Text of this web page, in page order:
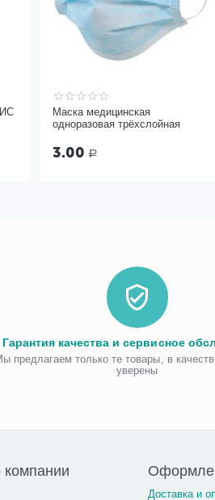
ИС
Маска медицинская
одноразовая трёхслойная
3.00 Р
Гарантия качества и сервисное
предлагаем только те товары, в
уверены
Доставка и